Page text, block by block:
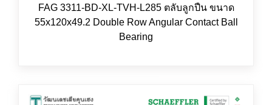
FAG 3311-BD-XL-TVH-L285 ตลับลูกปืน ขนาด
55x120x49.2 Double Row Angular Contact Ball
Bearing